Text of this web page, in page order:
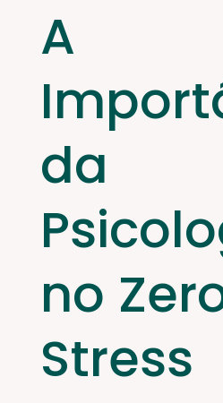
A
da
no
Stress